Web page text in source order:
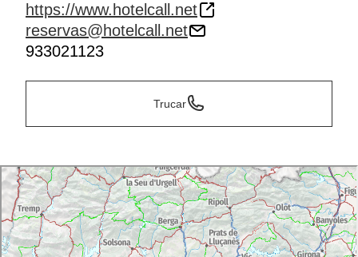
https://www.hotelcall.net
reservas@hotelcall.net
933021123
Trucar